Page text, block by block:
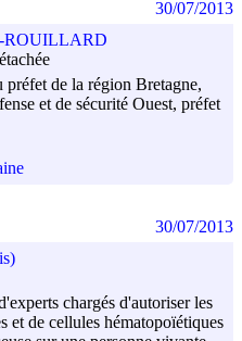
ROUILLARD
préfet de la région Bretagne,
et de sécurité Ouest, préfet
30/07/2013
chargés d'autoriser les
et de cellules hématopoïétiques
30/07/2013